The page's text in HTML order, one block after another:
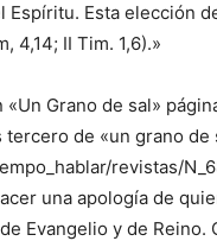
Esta elección
4,14; II Tim. 1,6).»
«Un Grano de sal»
de «un grano de
revistas/
una apología de
Evangelio y de Reino.